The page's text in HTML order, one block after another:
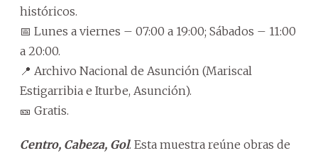
históricos.
📅 Lunes a viernes – 07:00 a 19:00; Sábados – 11:00
a 20:00.
📍 Archivo Nacional de Asunción (Mariscal
Estigarribia e Iturbe, Asunción).
🎫 Gratis.
Centro, Cabeza, Gol. Esta muestra reúne obras de